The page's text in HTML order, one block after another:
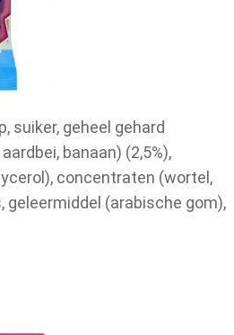
suiker, geheel gehard
banaan) (2,5%),
concentraten (wortel,
geleermiddel (arabische gom),